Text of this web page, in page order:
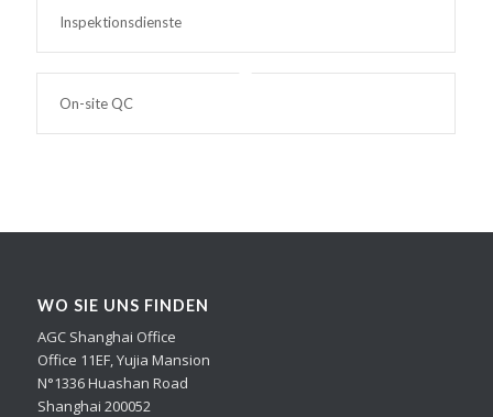
Inspektionsdienste
On-site QC
WO SIE UNS FINDEN
AGC Shanghai Office
Office 11EF, Yujia Mansion
N°1336 Huashan Road
Shanghai 200052